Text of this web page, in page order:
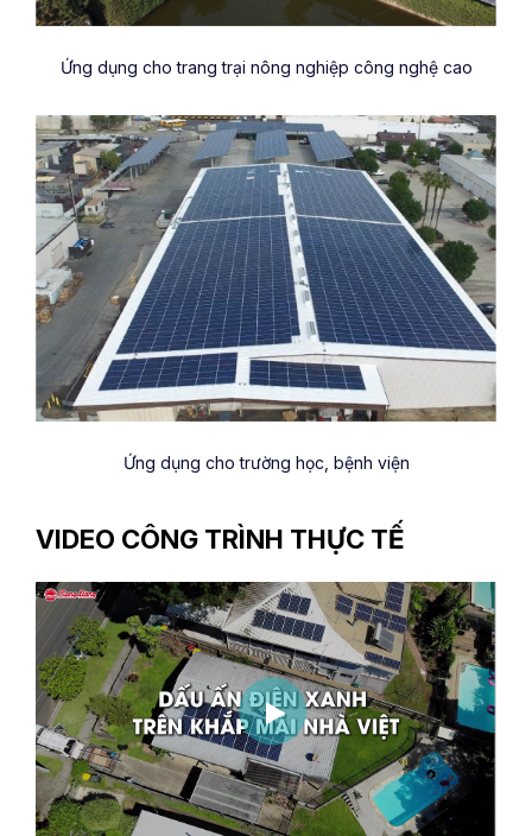
Ứng dụng cho trang trại nông nghiệp công nghệ cao
Ứng dụng cho trường học, bệnh viện
VIDEO CÔNG TRÌNH THỰC TẾ